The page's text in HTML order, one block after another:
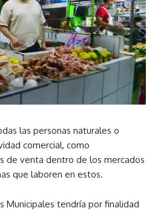
las personas naturales o
comercial, como
de venta dentro de los mercados
que laboren en estos.
Municipales tendría por finalidad